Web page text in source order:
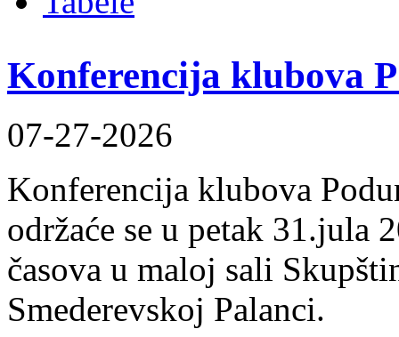
Konferencija klubova
07-27-2026
Konferencija klubova
održaće se u petak 31.jula
časova u maloj sali
Smederevskoj Palanci.